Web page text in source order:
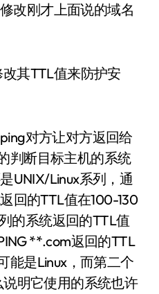
改刚才上面说的域名
其TTL值来防护安
对方让对方返回给
判断目标主机的系统
UNIX/Linux系列，通
回的TTL值在100-130
的系统返回的TTL值
**.com返回的TTL
能是Linux，而第二个
明它使用的系统也许